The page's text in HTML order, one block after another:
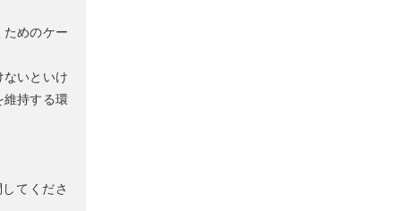
めのケー
いといけ
持する環
てくださ